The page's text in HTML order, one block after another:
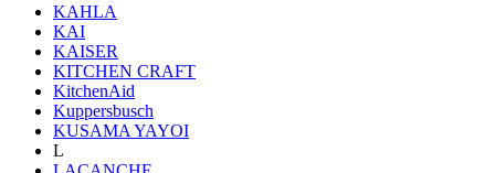
KAHLA
KAI
KAISER
KITCHEN CRAFT
KitchenAid
Kuppersbusch
KUSAMA YAYOI
L